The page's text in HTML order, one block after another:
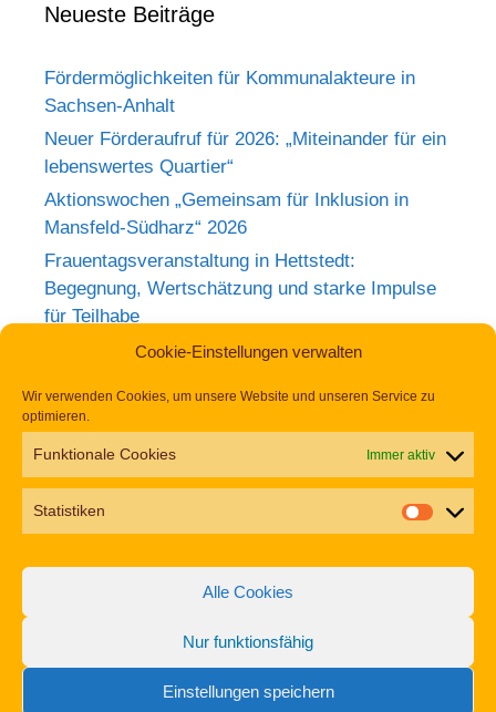
Cookie-Einstellungen verwalten
Wir verwenden Cookies, um unsere Website und unseren Service zu
optimieren.
Funktionale Cookies Immer aktiv
Statistiken
Alle Cookies
Nur funktionsfähig
Einstellungen speichern
Neueste Beiträge
Fördermöglichkeiten für Kommunalakteure in
Sachsen-Anhalt
Neuer Förderaufruf für 2026: „Miteinander für ein
lebenswertes Quartier“
Aktionswochen „Gemeinsam für Inklusion in
Mansfeld-Südharz“ 2026
Frauentagsveranstaltung in Hettstedt:
Begegnung, Wertschätzung und starke Impulse
für Teilhabe
Rückblick zum Weltkrebstag im Europa-
Tag der Begegnung 2026 – Jetzt anmelden und
dabei sein!
Aufruf zu den Aktionswochen „Gemeinsam für
Datenschutz Erklärung zur Barrierefreiheit